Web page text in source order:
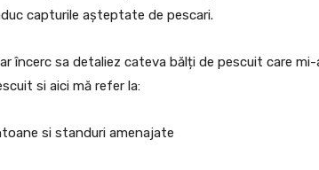
capturile așteptate de pescari.
încerc sa detaliez cateva bălți de pescuit care
si aici mă refer la:
si standuri amenajate